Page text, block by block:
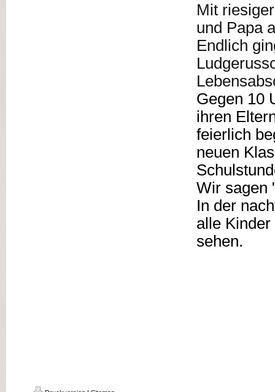
Mit
und Papa
Endlich
Gegen 10
ihren
feierlich
neuen
Wir sagen
In der
alle
sehen.